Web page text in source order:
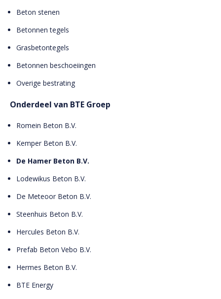
Beton stenen
Betonnen tegels
Grasbetontegels
Betonnen beschoeiingen
Overige bestrating
Onderdeel van BTE Groep
Romein Beton B.V.
Kemper Beton B.V.
De Hamer Beton B.V.
Lodewikus Beton B.V.
De Meteoor Beton B.V.
Steenhuis Beton B.V.
Hercules Beton B.V.
Prefab Beton Vebo B.V.
Hermes Beton B.V.
BTE Energy